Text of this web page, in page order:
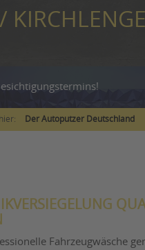
Der Autoputzer Deutschland
Fahrzeugwäsche